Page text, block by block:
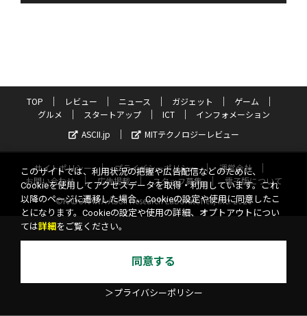
TOP レビュー ニュース ガジェット
ゲーム
グルメ
スタートアップ ICT
インフォメーション
ASCII.jp
MITテクノロジーレビュー
サイトポリシー プライバシーポリシー
運営会社
お問い合わせ
広告掲載 スタッフ募集
電子版について
©KADOKAWA ASCII Research Laboratories, Inc. 2026
このサイトでは、利用状況の把握や広告配信などのために、
Cookieを使用してアクセスデータを取得・利用しています。これ
以降のページに遷移した場合、Cookieの設定や使用に同意したこ
とになります。Cookieの設定や使用の詳細、オプトアウトについ
ては詳細 をご覧ください。
同意する
＞プライバシーポリシー